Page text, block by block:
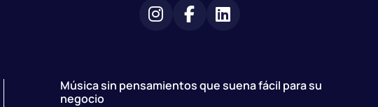
Música sin pensamientos que suena fácil para su
negocio